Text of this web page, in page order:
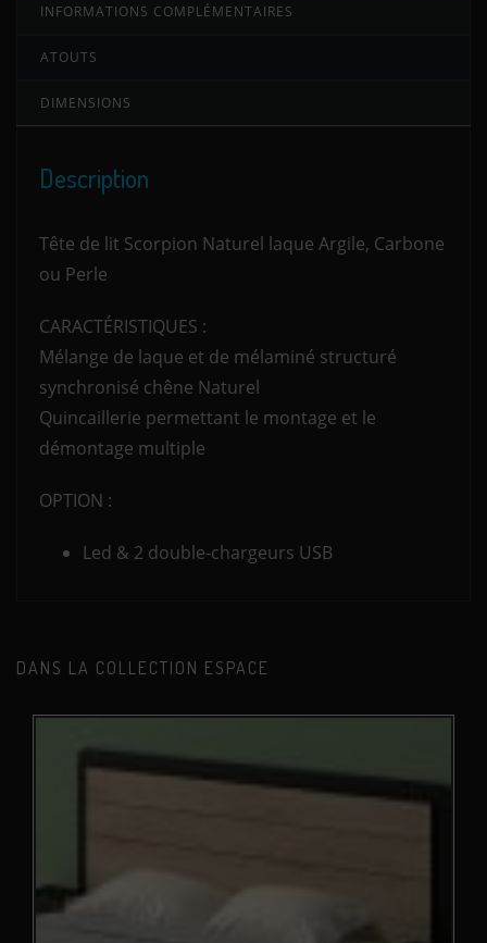
INFORMATIONS COMPLÉMENTAIRES
ATOUTS
DIMENSIONS
Description
Tête de lit Scorpion Naturel laque Argile, Carbone
ou Perle
CARACTÉRISTIQUES :
Mélange de laque et de mélaminé structuré
synchronisé chêne Naturel
Quincaillerie permettant le montage et le
démontage multiple
OPTION :
Led & 2 double-chargeurs USB
DANS LA COLLECTION ESPACE